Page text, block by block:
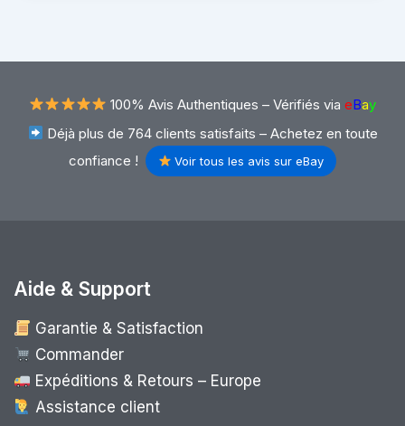
100% Avis Authentiques – Vérifiés via eBay
Déjà plus de 764 clients satisfaits – Achetez en toute
confiance !
Voir tous les avis sur eBay
Aide & Support
Garantie & Satisfaction
Commander
Expéditions & Retours – Europe
Assistance client